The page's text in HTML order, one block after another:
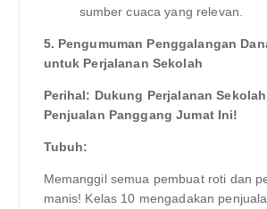
sumber cuaca yang relevan.
5. Pengumuman Penggalangan
untuk Perjalanan Sekolah
Perihal: Dukung Perjalanan
Penjualan Panggang Jumat Ini!
Tubuh:
Memanggil semua pembuat roti dan
manis! Kelas 10 mengadakan